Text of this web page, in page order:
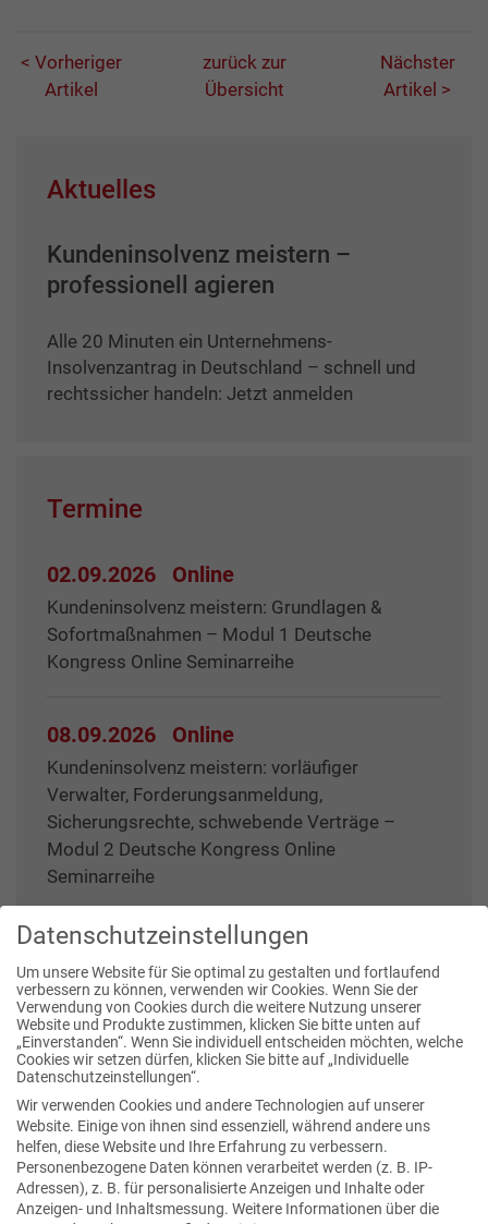
< Vorheriger
Artikel
zurück zur
Übersicht
Nächster
Artikel >
Aktuelles
Kundeninsolvenz meistern –
professionell agieren
Alle 20 Minuten ein Unternehmens-
Insolvenzantrag in Deutschland – schnell und
rechtssicher handeln: Jetzt anmelden
Termine
02.09.2026 Online
Kundeninsolvenz meistern: Grundlagen &
Sofortmaßnahmen – Modul 1 Deutsche
Kongress Online Seminarreihe
08.09.2026 Online
Kundeninsolvenz meistern: vorläufiger
Verwalter, Forderungsanmeldung,
Sicherungsrechte, schwebende Verträge –
Modul 2 Deutsche Kongress Online
Seminarreihe
Publikationen
Datenschutzeinstellungen
Um unsere Website für Sie optimal zu gestalten und fortlaufend
verbessern zu können, verwenden wir Cookies. Wenn Sie der
Verwendung von Cookies durch die weitere Nutzung unserer
Website und Produkte zustimmen, klicken Sie bitte unten auf
„Einverstanden“. Wenn Sie individuell entscheiden möchten, welche
Cookies wir setzen dürfen, klicken Sie bitte auf „Individuelle
Datenschutzeinstellungen“.
Wir verwenden Cookies und andere Technologien auf unserer
Website. Einige von ihnen sind essenziell, während andere uns
helfen, diese Website und Ihre Erfahrung zu verbessern.
Personenbezogene Daten können verarbeitet werden (z. B. IP-
Adressen), z. B. für personalisierte Anzeigen und Inhalte oder
Anzeigen- und Inhaltsmessung. Weitere Informationen über die